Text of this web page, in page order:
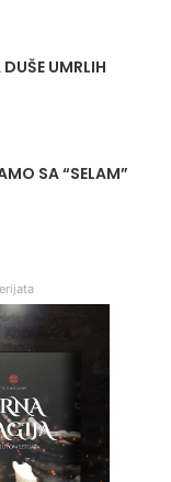
UMRLIH
SA “SELAM”